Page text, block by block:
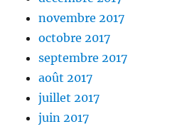
novembre 2017
octobre 2017
septembre 2017
août 2017
juillet 2017
juin 2017